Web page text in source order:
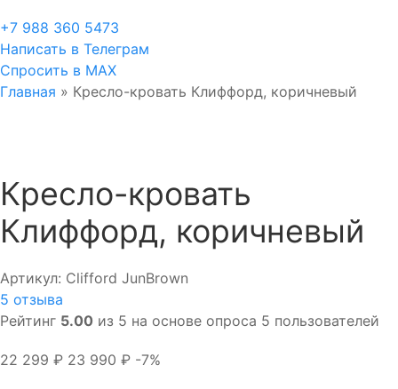
+7 988 360 5473
Написать в Телеграм
Спросить в MAX
Главная » Кресло-кровать Клиффорд, коричневый
Кресло-кровать
Клиффорд, коричневый
Артикул: Clifford JunBrown
5 отзыва
Рейтинг 5.00 из 5 на основе опроса 5 пользователей
22 299 ₽ 23 990 ₽ -7%